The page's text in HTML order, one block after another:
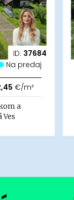
ID: 37684
Na predaj
€/m²
a